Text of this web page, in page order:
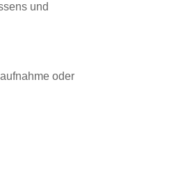
und
oder